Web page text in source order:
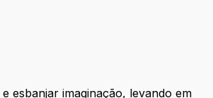
esbanjar imaginação, levando em